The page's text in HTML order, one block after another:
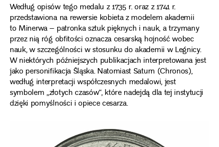
Według opisów tego medalu z 1735 r. oraz z 1741 r.
przedstawiona na rewersie kobieta z modelem akademii
to Minerwa – patronka sztuk pięknych i nauk, a trzymany
przez nią róg obfitości oznacza cesarską hojność wobec
nauk, w szczególności w stosunku do akademii w Legnicy.
W niektórych późniejszych publikacjach interpretowana jest
jako personifikacja Śląska. Natomiast Saturn (Chronos),
według interpretacji współczesnych medalowi, jest
symbolem „złotych czasów“, które nadejdą dla tej instytucji
dzięki pomyślności i opiece cesarza.